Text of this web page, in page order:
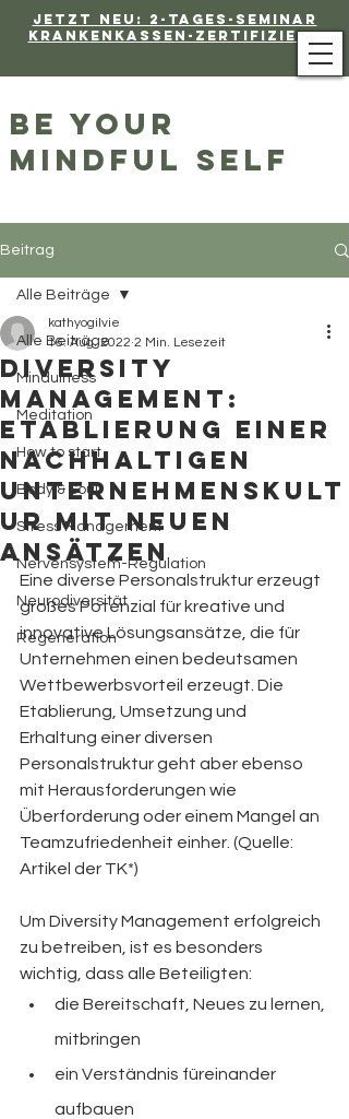
Jetzt neu: 2-Tages-Seminar
Krankenkassen-Zertifiziert
be your
mindful self
Beitrag
Alle Beiträge
Mindulness
Meditation
How to start
Body & Soul
Stress Management
Nervensystem-Regulation
Neurodiversität
Regeneration
Alle Beiträge
Diversity
Management:
Etablierung einer
nachhaltigen
Unternehmenskult
ur mit neuen
Ansätzen
kathyogilvie
16. Aug. 2022 2 Min. Lesezeit
Eine diverse Personalstruktur erzeugt
großes Potenzial für kreative und
innovative Lösungsansätze, die für
Unternehmen einen bedeutsamen
Wettbewerbsvorteil erzeugt. Die
Etablierung, Umsetzung und
Erhaltung einer diversen
Personalstruktur geht aber ebenso
mit Herausforderungen wie
Überforderung oder einem Mangel an
Teamzufriedenheit einher. (Quelle:
Artikel der TK*)
Um Diversity Management erfolgreich
zu betreiben, ist es besonders
wichtig, dass alle Beteiligten:
die Bereitschaft, Neues zu lernen,
mitbringen
ein Verständnis füreinander
aufbauen